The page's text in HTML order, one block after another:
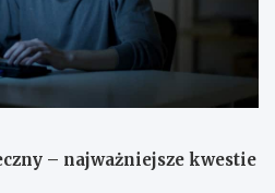
– najważniejsze kwestie